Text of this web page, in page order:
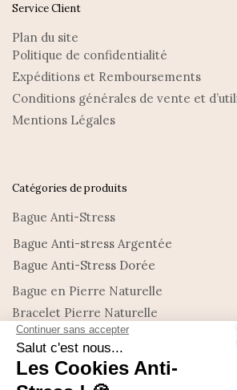
Service Client
Plan du site
Politique de confidentialité
Expéditions et Remboursements
Conditions générales de vente et
Mentions Légales
Catégories de produits
Bague Anti-Stress
Bague Anti-stress Argentée
Bague Anti-Stress Dorée
Bague en Pierre Naturelle
Bracelet Pierre Naturelle
Collier en Pierre Naturelle
Nouveautés : Bijoux en Pierre naturelle
Promo